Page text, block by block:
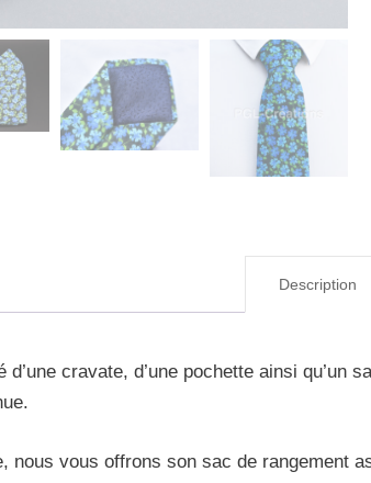
Description
d’une cravate, d’une pochette ainsi
nous vous offrons son sac de rangement